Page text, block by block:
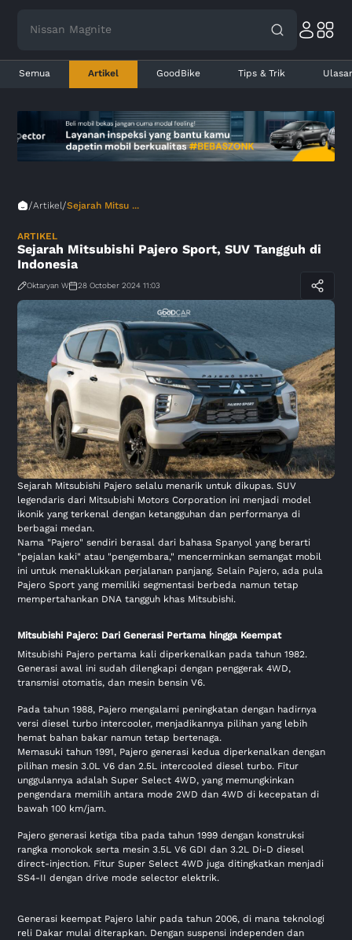
Nissan Magnite
Semua Artikel GoodBike Tips & Trik
/Artikel/Sejarah Mitsu ...
ARTIKEL
Sejarah Mitsubishi Pajero Sport, SUV Tangguh di
Indonesia
Oktaryan W 28 October 2024 11:03
Sejarah Mitsubishi Pajero selalu menarik untuk dikupas. SUV
legendaris dari Mitsubishi Motors Corporation ini menjadi model
ikonik yang terkenal dengan ketangguhan dan performanya di
berbagai medan.
Nama "Pajero" sendiri berasal dari bahasa Spanyol yang berarti
"pejalan kaki" atau "pengembara," mencerminkan semangat mobil
ini untuk menaklukkan perjalanan panjang. Selain Pajero, ada pula
Pajero Sport yang memiliki segmentasi berbeda namun tetap
mempertahankan DNA tangguh khas Mitsubishi.
Mitsubishi Pajero: Dari Generasi Pertama hingga Keempat
Mitsubishi Pajero pertama kali diperkenalkan pada tahun 1982.
Generasi awal ini sudah dilengkapi dengan penggerak 4WD,
transmisi otomatis, dan mesin bensin V6.
Pada tahun 1988, Pajero mengalami peningkatan dengan hadirnya
versi diesel turbo intercooler, menjadikannya pilihan yang lebih
hemat bahan bakar namun tetap bertenaga.
Memasuki tahun 1991, Pajero generasi kedua diperkenalkan dengan
pilihan mesin 3.0L V6 dan 2.5L intercooled diesel turbo. Fitur
unggulannya adalah Super Select 4WD, yang memungkinkan
pengendara memilih antara mode 2WD dan 4WD di kecepatan di
bawah 100 km/jam.
Pajero generasi ketiga tiba pada tahun 1999 dengan konstruksi
rangka monokok serta mesin 3.5L V6 GDI dan 3.2L Di-D diesel
direct-injection. Fitur Super Select 4WD juga ditingkatkan menjadi
SS4-II dengan drive mode selector elektrik.
Generasi keempat Pajero lahir pada tahun 2006, di mana teknologi
reli Dakar mulai diterapkan. Dengan suspensi independen dan